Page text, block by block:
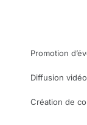
Promotion
Diffusion
Création de